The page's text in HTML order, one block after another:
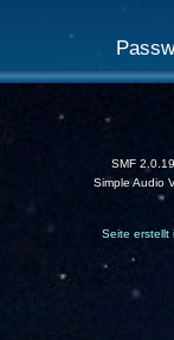
SMF 2.0.19
Simple Audio
Seite erstellt